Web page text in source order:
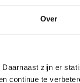
Over
zijn er
continue te
wil de plastickraan
openzetten.